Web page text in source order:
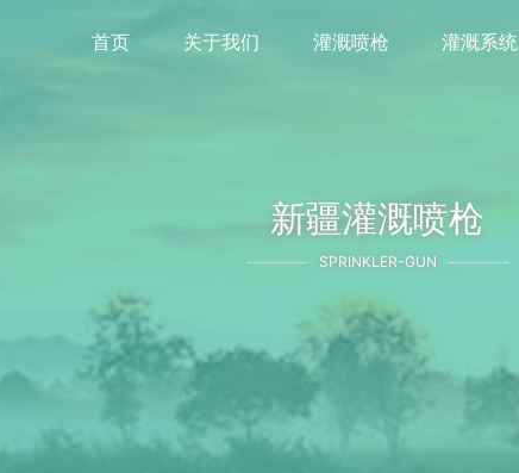
首页 关于我们 灌溉喷枪 灌溉系统
新疆灌溉喷枪
SPRINKLER-GUN